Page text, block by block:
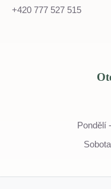
+420 777 527 515
Pondělí